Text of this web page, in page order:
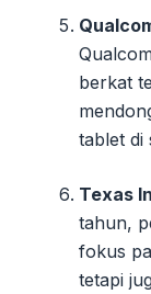
berkat
tablet di
Texas
tahun,
fokus
tetapi